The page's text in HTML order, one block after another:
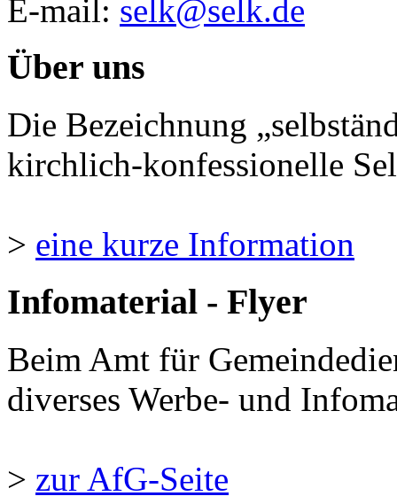
E-mail: selk@selk.de
Über uns
Die Bezeichnung
kirchlich-konfessionelle
> eine kurze Information
Infomaterial - Flyer
Beim Amt für
diverses Werbe- und
> zur AfG-Seite